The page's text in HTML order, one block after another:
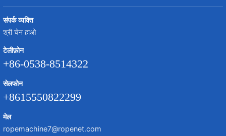
संपर्क व्यक्ति
श्री चेन हाओ
टेलीफ़ोन
+86-0538-8514322
सेलफोन
+8615550822299
मेल
ropemachine7@ropenet.com